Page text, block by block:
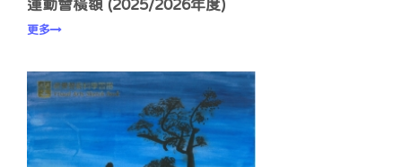
運動會橫額 (2025/2026年度)
更多